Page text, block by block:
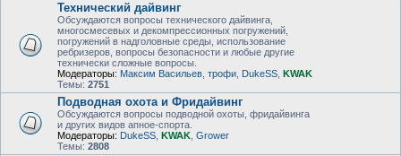
Технический дайвинг
Обсуждаются вопросы технического дайвинга,
многосмесевых и декомпрессионных погружений,
погружений в надголовные среды, использование
ребризеров, вопросы безопасности и любые другие
технически сложные вопросы.
Модераторы: Максим Васильев трофи DukeSS KWAK
Темы: 2751
Подводная охота и Фридайвинг
Обсуждаются вопросы подводной охоты, фридайвинга
и других видов апное-спорта.
Модераторы: DukeSS KWAK Grower
Темы: 2808